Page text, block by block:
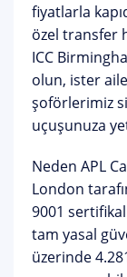
fiyatlarla
özel transfer
ICC
olun, ister
şoförlerimiz
uçuşunuza
Neden APL
London
9001
tam yasal
üzerinde